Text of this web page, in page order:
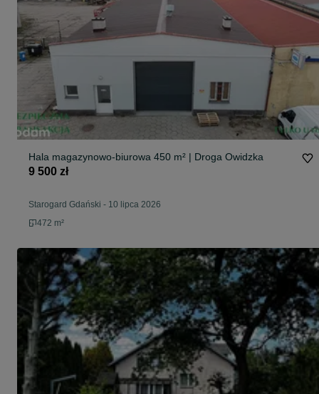
Hala magazynowo-biurowa 450 m² | Droga Owidzka
9 500 zł
Starogard Gdański - 10 lipca 2026
472 m²